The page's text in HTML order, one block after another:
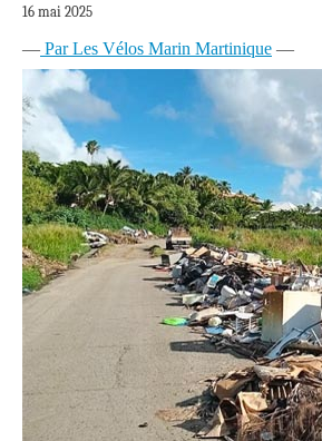
16 mai 2025
— Par Les Vélos Marin Martinique —